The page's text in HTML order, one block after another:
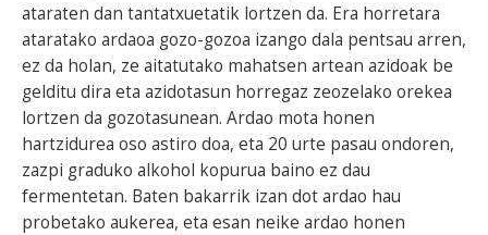
ataraten dan tantatxuetatik lortzen da. Era horretara
ataratako ardaoa gozo-gozoa izango dala pentsau arren,
ez da holan, ze aitatutako mahatsen artean azidoak be
gelditu dira eta azidotasun horregaz zeozelako orekea
lortzen da gozotasunean. Ardao mota honen
hartzidurea oso astiro doa, eta 20 urte pasau ondoren,
zazpi graduko alkohol kopurua baino ez dau
fermentetan. Baten bakarrik izan dot ardao hau
probetako aukerea, eta esan neike ardao honen